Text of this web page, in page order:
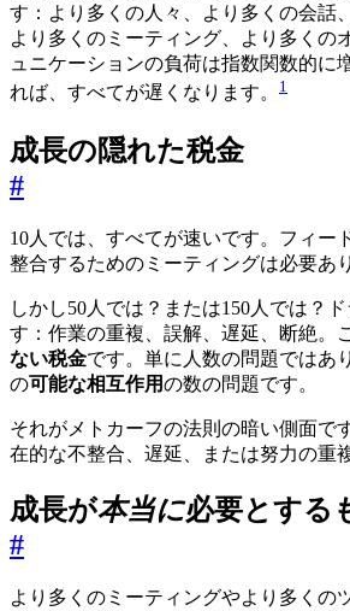
す：より多くの人々、より多くの会話
より多くのミーティング、より多くの
ュニケーションの負荷は指数関数的に
れば、すべてが遅くなります。
1
成長の隠れた税金
#
10人では、すべてが速いです。フィー
整合するためのミーティングは必要あ
しかし50人では？または150人では？
す：作業の重複、誤解、遅延、断絶。
ない税金です。単に人数の問題ではあ
の可能な相互作用の数の問題です。
それがメトカーフの法則の暗い側面で
在的な不整合、遅延、または努力の重
成長が本当に必要とする
#
より多くのミーティングやより多くの